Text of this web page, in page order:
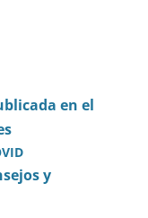
en el
y